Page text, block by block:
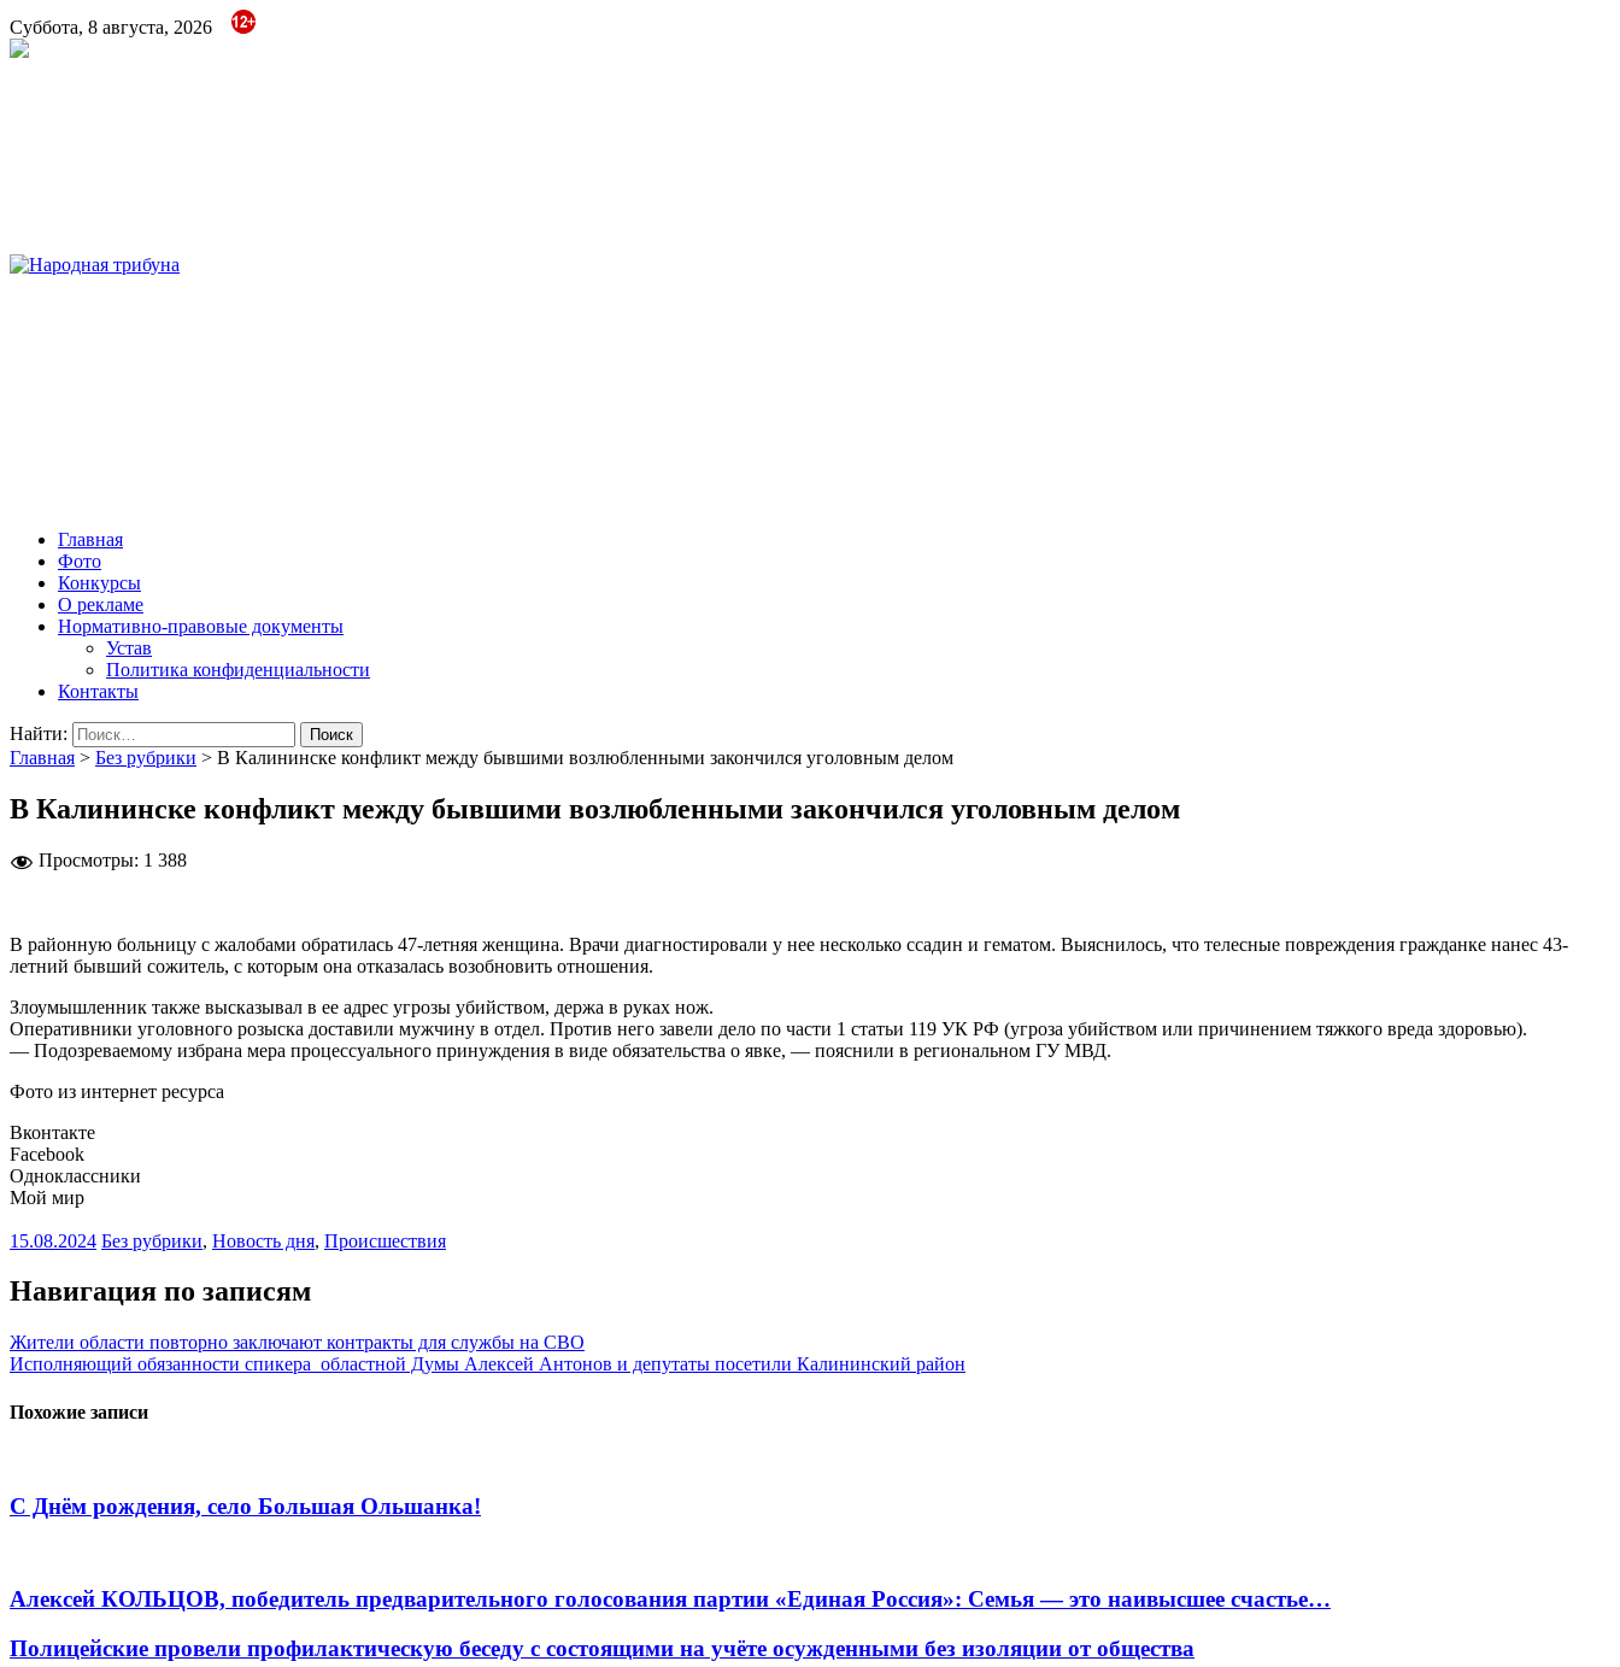
Суббота, 8 августа, 2026
Главная
Фото
Конкурсы
О рекламе
Нормативно-правовые документы
Устав
Политика конфиденциальности
Контакты
Найти:
Главная > Без рубрики > В Калининске конфликт между бывшими возлюбленными закончился уголовным делом
В Калининске конфликт между бывшими возлюбленными закончился уголовным делом
Просмотры: 1 388
В районную больницу с жалобами обратилась 47-летняя женщина. Врачи диагностировали у нее несколько ссадин и гематом. Выяснилось, что телесные повреждения гражданке нанес 43-
летний бывший сожитель, с которым она отказалась возобновить отношения.
Злоумышленник также высказывал в ее адрес угрозы убийством, держа в руках нож.
Оперативники уголовного розыска доставили мужчину в отдел. Против него завели дело по части 1 статьи 119 УК РФ (угроза убийством или причинением тяжкого вреда здоровью).
— Подозреваемому избрана мера процессуального принуждения в виде обязательства о явке, — пояснили в региональном ГУ МВД.
Фото из интернет ресурса
Вконтакте
Facebook
Одноклассники
Мой мир
15.08.2024 Без рубрики, Новость дня, Происшествия
Навигация по записям
Жители области повторно заключают контракты для службы на СВО
Исполняющий обязанности спикера областной Думы Алексей Антонов и депутаты посетили Калининский район
Похожие записи
С Днём рождения, село Большая Ольшанка!
Алексей КОЛЬЦОВ, победитель предварительного голосования партии «Единая Россия»: Семья — это наивысшее счастье…
Полицейские провели профилактическую беседу с состоящими на учёте осужденными без изоляции от общества